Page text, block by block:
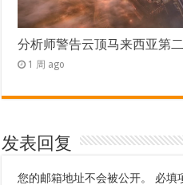
分析师警告云顶马来西亚第
1 周 ago
发表回复
您的邮箱地址不会被公开。 必填